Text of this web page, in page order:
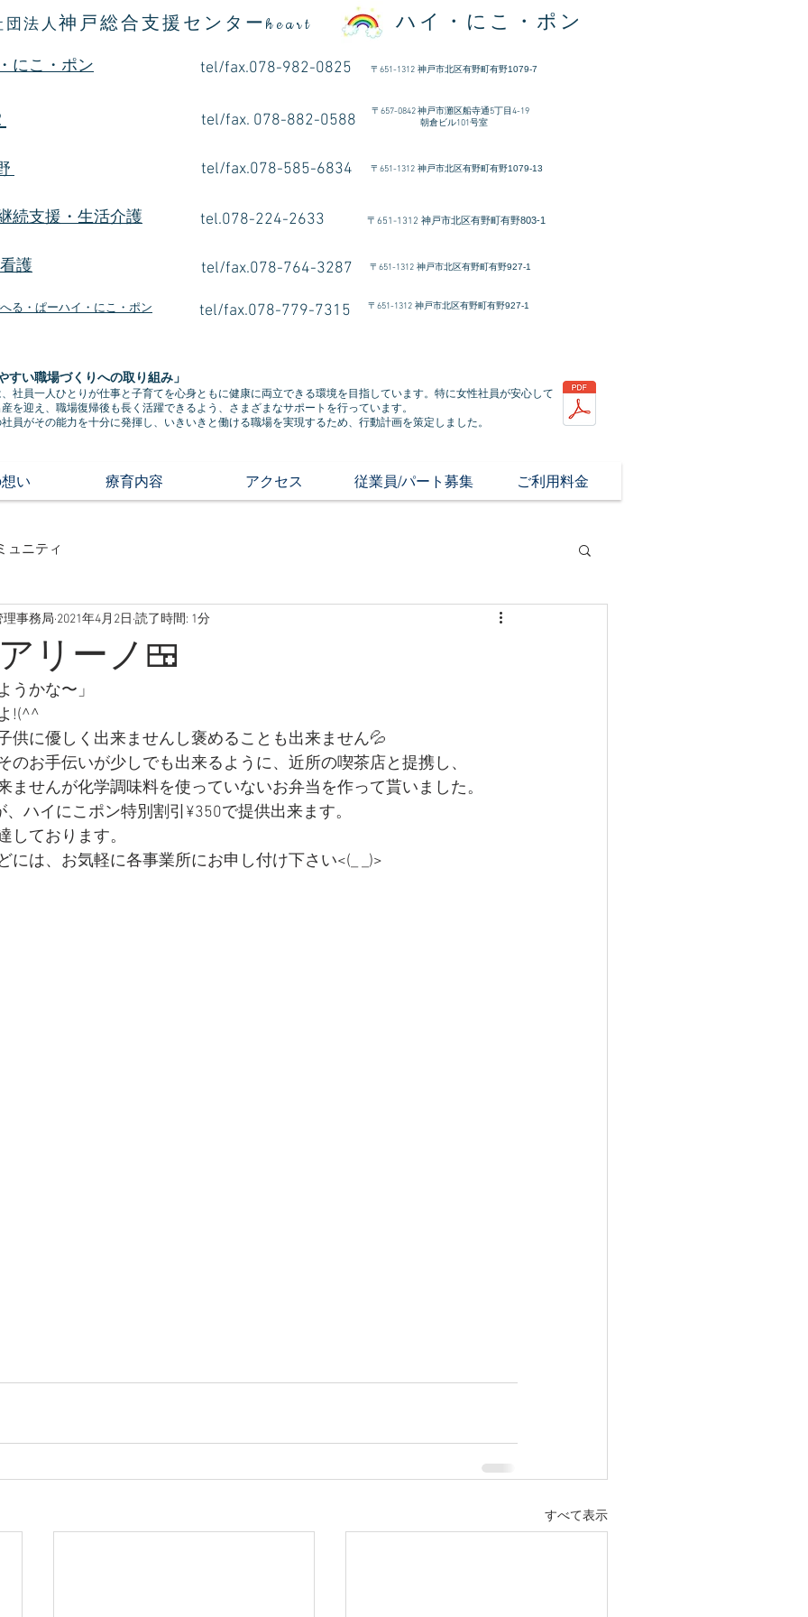
団法人神戸総合支援センターheart ハイ・にこ・ポン
にこ・ポン tel/fax.078-982-0825 〒 651-1312 ​神戸市北区有野町有野1079-7
tel/fax. 078-882-0588
〒 657-0842 神戸市灘区船寺通5丁目4-19
朝倉ビル101号室
tel/fax.078-585-6834 〒 651-1312 神戸市北区有野町有野1079-13
続支援・生活介護 tel.078-224-2633 〒 651-1312 神戸市北区有野町有野803-1
護 tel/fax.078-764-3287 〒 651-1312 神戸市北区有野町有野927-1
る・ぱーハイ・にこ・ポン tel/fax.078-779-7315 〒 651-1312 神戸市北区有野町有野927-1
すい職場づくりへの取り組み」
社員一人ひとりが仕事と子育てを心身ともに健康に両立できる環境を目指しています。特に女性社員が安心して
を迎え、職場復帰後も長く活躍できるよう、さまざまなサポートを行っています。
員がその能力を十分に発揮し、いきいきと働ける職場を実現するため、行動計画を策定しました。
い 療育内容 アクセス 従業員/パート募集 ご利用料金
ュニティ
リーノ🍱
事務局 2021年4月2日 読了時間: 1分
うかな〜」
!(^^
供に優しく出来ませんし褒めることも出来ません💦
のお手伝いが少しでも出来るように、近所の喫茶店と提携し、
ませんが化学調味料を使っていないお弁当を作って貰いました。
ハイにこポン特別割引¥350で提供出来ます。
しております。
には、お気軽に各事業所にお申し付け下さい<(_ _)>
すべて表示